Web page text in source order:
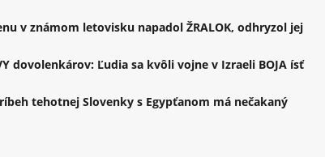
v známom letovisku napadol ŽRALOK, odhryzol jej
dovolenkárov: Ľudia sa kvôli vojne v Izraeli BOJA ísť
tehotnej Slovenky s Egypťanom má nečakaný